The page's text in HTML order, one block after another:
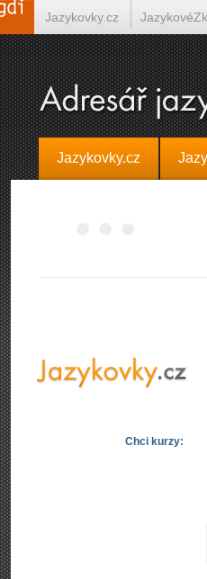
Jazykovky.cz
Chci kurzy:
Jazykovky.cz
Španělština on-line